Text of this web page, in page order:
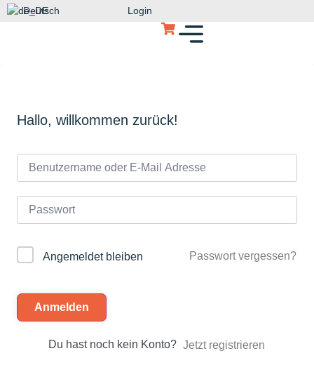
Deutsch Login
Hallo, willkommen zurück!
Angemeldet bleiben Passwort vergessen?
Anmelden
Du hast noch kein Konto? Jetzt registrieren